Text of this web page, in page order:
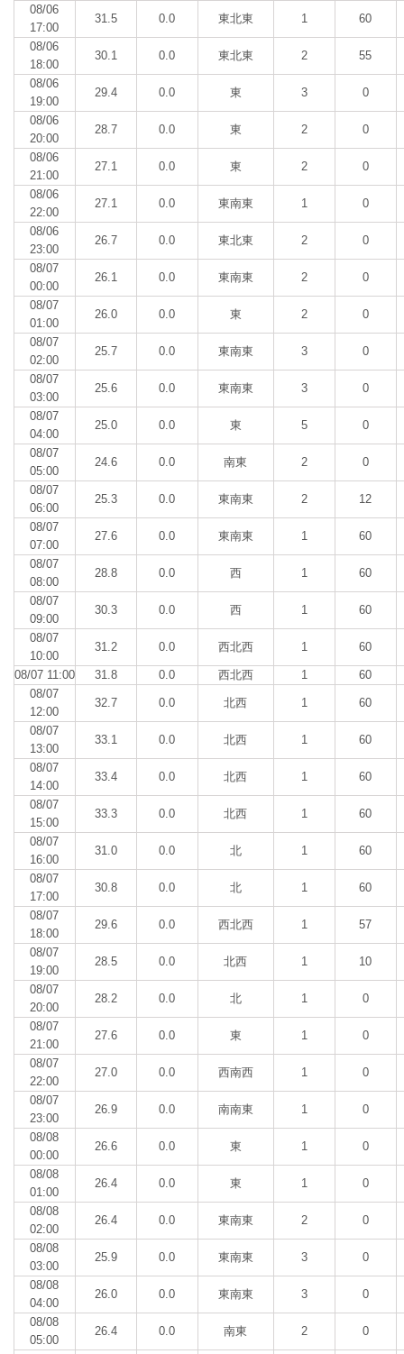
08/06
17:00
31.5 0.0 東北東 1 60
08/06
18:00
30.1 0.0 東北東 2 55
08/06
19:00
29.4 0.0 東 3 0
08/06
20:00
28.7 0.0 東 2 0
08/06
21:00
27.1 0.0 東 2 0
08/06
22:00
27.1 0.0 東南東 1 0
08/06
23:00
26.7 0.0 東北東 2 0
08/07
00:00
26.1 0.0 東南東 2 0
08/07
01:00
26.0 0.0 東 2 0
08/07
02:00
25.7 0.0 東南東 3 0
08/07
03:00
25.6 0.0 東南東 3 0
08/07
04:00
25.0 0.0 東 5 0
08/07
05:00
24.6 0.0 南東 2 0
08/07
06:00
25.3 0.0 東南東 2 12
08/07
07:00
27.6 0.0 東南東 1 60
08/07
08:00
28.8 0.0 西 1 60
08/07
09:00
30.3 0.0 西 1 60
08/07
10:00
31.2 0.0 西北西 1 60
08/07 11:00 31.8 0.0 西北西 1
60
08/07
12:00
32.7 0.0 北西 1 60
08/07
13:00
33.1 0.0 北西 1 60
08/07
14:00
33.4 0.0 北西 1 60
08/07
15:00
33.3 0.0 北西 1 60
08/07
16:00
31.0 0.0 北 1 60
08/07
17:00
30.8 0.0 北 1 60
08/07
18:00
29.6 0.0 西北西 1 57
08/07
19:00
28.5 0.0 北西 1 10
08/07
20:00
28.2 0.0 北 1 0
08/07
21:00
27.6 0.0 東 1 0
08/07
22:00
27.0 0.0 西南西 1 0
08/07
23:00
26.9 0.0 南南東 1 0
08/08
00:00
26.6 0.0 東 1 0
08/08
01:00
26.4 0.0 東 1 0
08/08
02:00
26.4 0.0 東南東 2 0
08/08
03:00
25.9 0.0 東南東 3 0
08/08
04:00
26.0 0.0 東南東 3 0
08/08
05:00
26.4 0.0 南東 2 0